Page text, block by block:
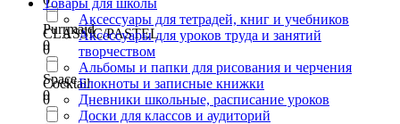
Purrmaid
0
Space
0
CLASSIC/PASTEL
0
Cocktail
0
Товары для школы
Аксессуары для тетрадей, книг и учебников
Аксессуары для уроков труда и занятий
творчеством
Альбомы и папки для рисования и черчения
Блокноты и записные книжки
Дневники школьные, расписание уроков
Доски для классов и аудиторий